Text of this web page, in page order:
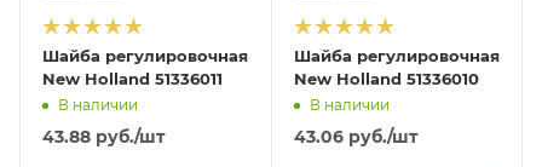
Шайба регулировочная
New Holland 51336011
В наличии
43.88 руб./шт
Шайба регулировочная
New Holland 51336010
В наличии
43.06руб./шт